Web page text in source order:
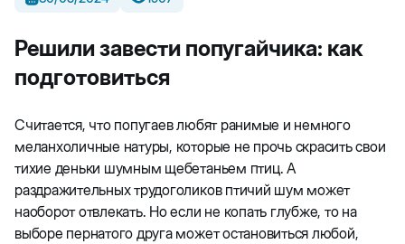
Решили завести попугайчика: как
подготовиться
Считается, что попугаев любят ранимые и немного
меланхоличные натуры, которые не прочь скрасить свои
тихие деньки шумным щебетаньем птиц. А
раздражительных трудоголиков птичий шум может
наоборот отвлекать. Но если не копать глубже, то на
выборе пернатого друга может остановиться любой,